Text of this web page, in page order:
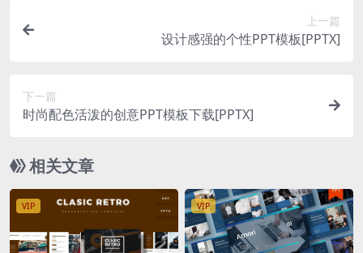
上一篇
设计感强的个性PPT模板[PPTX]
下一篇
时尚配色活泼的创意PPT模板下载[PPTX]
相关文章
VIP VIP